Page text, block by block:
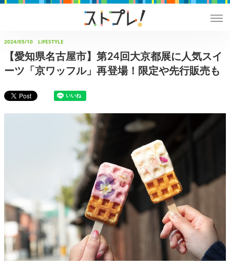
2024/05/10 LIFESTYLE
【愛知県名古屋市】第24回大京都展に人気スイ
ーツ「京ワッフル」再登場！限定や先行販売も